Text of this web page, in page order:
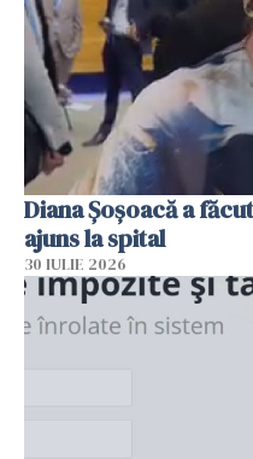
Diana Șoșoacă a
ajuns la spital
30 IULIE 2026